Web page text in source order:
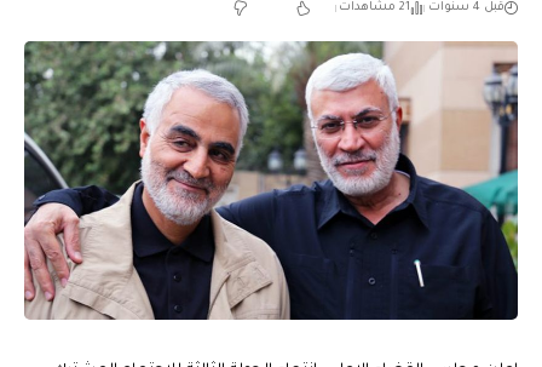
قبل 4 سنوات 21 مشاهدات